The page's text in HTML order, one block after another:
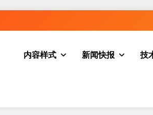
内容样式 新闻快报 技